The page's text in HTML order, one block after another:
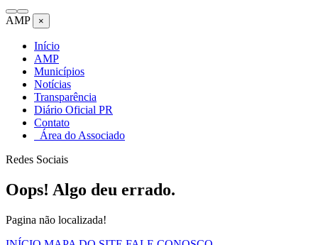
AMP ×
Início
AMP
Municípios
Notícias
Transparência
Diário Oficial PR
Contato
Área do Associado
Redes Sociais
Oops! Algo deu errado.
Pagina não localizada!